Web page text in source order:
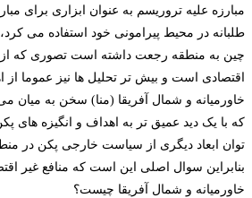
مبارزه علیه تروریسم به عنوان ابزاری برای
طلبانه در محیط پیرامونی خود استفاده می
چین به منطقه رجعت داشته است تصوری که از
اقتصادی است و بیش تر تحلیل ­ها نیز عموما
خاورمیانه و شمال آفریقا (منا) سخن به میان
که با یک دید عمیق ­تر به اهداف و انگیزه های
توان ابعاد دیگری از سیاست خارجی پکن در
بنابراین سوال اصلی این است که منافع غیر
خاورمیانه و شمال آفریقا چیست؟